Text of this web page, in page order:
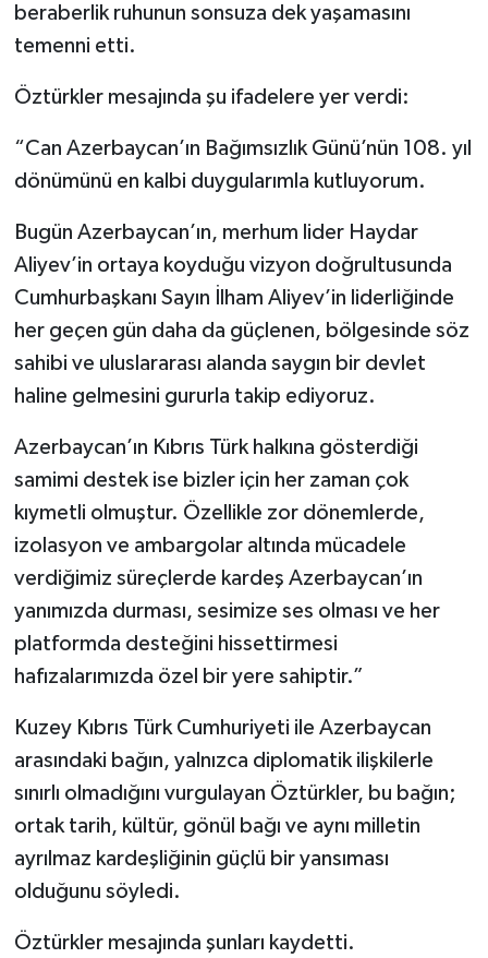
beraberlik ruhunun sonsuza dek yaşamasını
temenni etti.
Öztürkler mesajında şu ifadelere yer verdi:
“Can Azerbaycan’ın Bağımsızlık Günü’nün 108. yıl
dönümünü en kalbi duygularımla kutluyorum.
Bugün Azerbaycan’ın, merhum lider Haydar
Aliyev’in ortaya koyduğu vizyon doğrultusunda
Cumhurbaşkanı Sayın İlham Aliyev’in liderliğinde
her geçen gün daha da güçlenen, bölgesinde söz
sahibi ve uluslararası alanda saygın bir devlet
haline gelmesini gururla takip ediyoruz.
Azerbaycan’ın Kıbrıs Türk halkına gösterdiği
samimi destek ise bizler için her zaman çok
kıymetli olmuştur. Özellikle zor dönemlerde,
izolasyon ve ambargolar altında mücadele
verdiğimiz süreçlerde kardeş Azerbaycan’ın
yanımızda durması, sesimize ses olması ve her
platformda desteğini hissettirmesi
hafızalarımızda özel bir yere sahiptir.”
Kuzey Kıbrıs Türk Cumhuriyeti ile Azerbaycan
arasındaki bağın, yalnızca diplomatik ilişkilerle
sınırlı olmadığını vurgulayan Öztürkler, bu bağın;
ortak tarih, kültür, gönül bağı ve aynı milletin
ayrılmaz kardeşliğinin güçlü bir yansıması
olduğunu söyledi.
Öztürkler mesajında şunları kaydetti.